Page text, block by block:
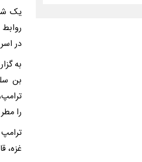
یک
در
به
بن
را
غزه،